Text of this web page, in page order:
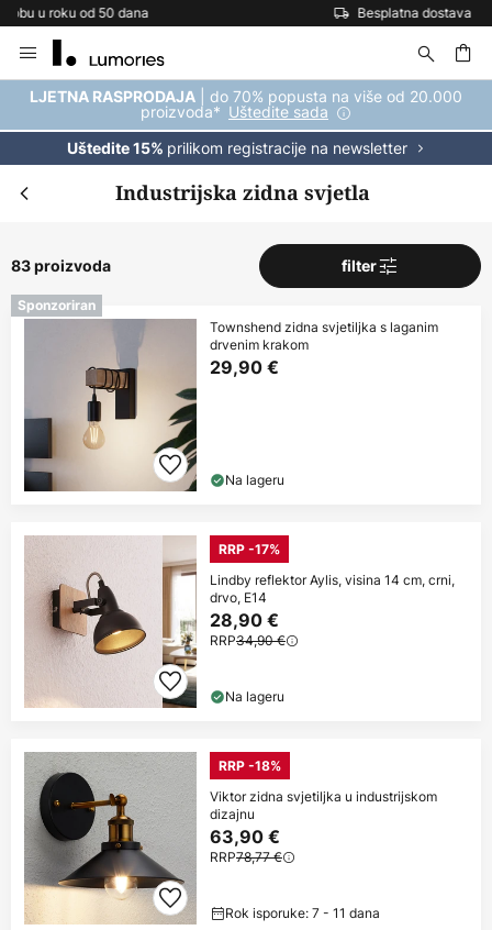
Besplatna dostava za kupnju iznad 69 €
to
Content
LJETNA RASPRODAJA | do 70% popusta na više od 20.000
proizvoda* Uštedite sada
Uštedite 15% prilikom registracije na newsletter
Industrijska zidna svjetla
83 proizvoda filter
Sponzoriran
Townshend zidna svjetiljka s laganim
drvenim krakom
29,90 €
Na lageru
RRP -17%
Lindby reflektor Aylis, visina 14 cm, crni,
drvo, E14
28,90 €
RRP34,90 €
Na lageru
RRP -18%
Viktor zidna svjetiljka u industrijskom
dizajnu
63,90 €
RRP78,77 €
Rok isporuke: 7 - 11 dana